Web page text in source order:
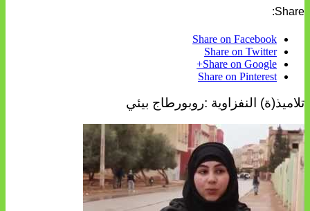
Share:
Share on Facebook
Share on Twitter
Share on Google+
Share on Pinterest
تلاميذ(ة) النفزاوية :روبورطاج بيئي